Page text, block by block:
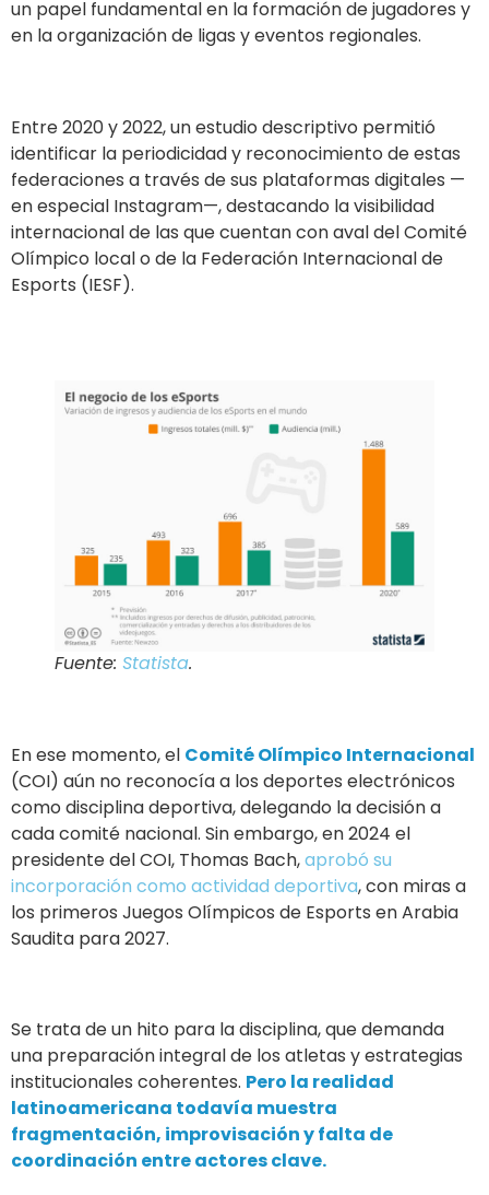
un papel fundamental en la formación de jugadores y
en la organización de ligas y eventos regionales.
Entre 2020 y 2022, un estudio descriptivo permitió
identificar la periodicidad y reconocimiento de estas
federaciones a través de sus plataformas digitales —
en especial Instagram—, destacando la visibilidad
internacional de las que cuentan con aval del Comité
Olímpico local o de la Federación Internacional de
Esports (IESF).
Fuente: Statista.
En ese momento, el Comité Olímpico Internacional
(COI) aún no reconocía a los deportes electrónicos
como disciplina deportiva, delegando la decisión a
cada comité nacional. Sin embargo, en 2024 el
presidente del COI, Thomas Bach,aprobó su
incorporación como actividad deportiva, con miras a
los primeros Juegos Olímpicos de Esports en Arabia
Saudita para 2027.
Se trata de un hito para la disciplina, que demanda
una preparación integral de los atletas y estrategias
institucionales coherentes. Pero la realidad
latinoamericana todavía muestra
fragmentación, improvisación y falta de
coordinación entre actores clave.